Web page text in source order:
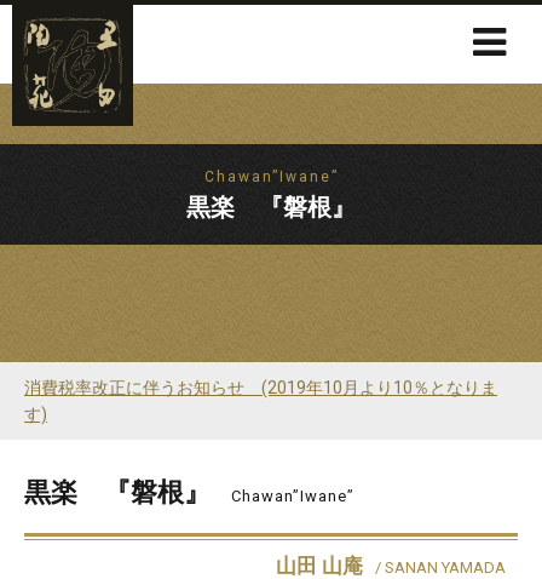
Chawan”Iwane”
黒楽 『磐根』
消費税率改正に伴うお知らせ (2019年10月より10％となりま
す)
黒楽 『磐根』 Chawan”Iwane”
山田 山庵 / SANAN YAMADA